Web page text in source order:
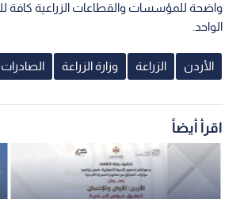
واضحة للمؤسسات والقطاعات الزراعية كافة
الواحد.
الأردن الزراعة وزارة الزراعة الصادرات
اقرأ أيضاً